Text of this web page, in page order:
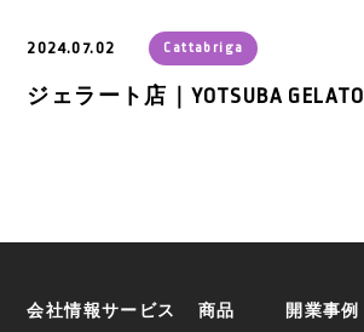
2024.07.02 Cattabriga
ジェラート店｜YOTSUBA GELATO
会社情報サービス 商品 開業事例